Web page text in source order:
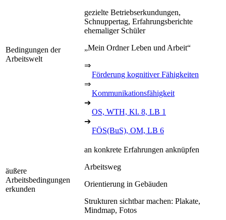
Bedingungen der
Arbeitswelt
gezielte Betriebserkundungen,
Schnuppertag, Erfahrungsberichte
ehemaliger Schüler
„Mein Ordner Leben und Arbeit“
⇒
Förderung kognitiver Fähigkeiten
⇒
Kommunikationsfähigkeit
➔
OS, WTH, Kl. 8, LB 1
➔
FÖS(BuS), OM, LB 6
äußere
Arbeitsbedingungen
erkunden
an konkrete Erfahrungen anknüpfen
Arbeitsweg
Orientierung in Gebäuden
Strukturen sichtbar machen: Plakate,
Mindmap, Fotos